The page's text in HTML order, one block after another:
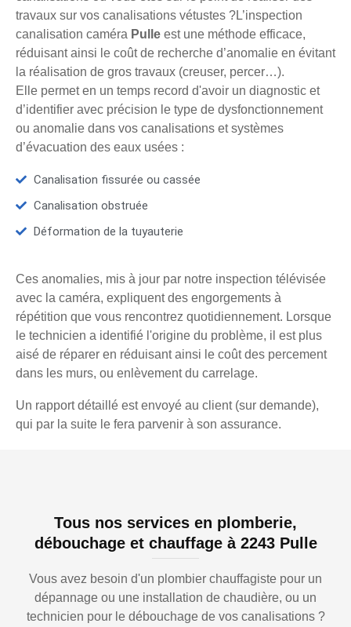
travaux sur vos canalisations vétustes ?L’inspection
canalisation caméra Pulle est une méthode efficace,
réduisant ainsi le coût de recherche d’anomalie en évitant
la réalisation de gros travaux (creuser, percer…).
Elle permet en un temps record d'avoir un diagnostic et
d’identifier avec précision le type de dysfonctionnement
ou anomalie dans vos canalisations et systèmes
d’évacuation des eaux usées :
Canalisation fissurée ou cassée
Canalisation obstruée
Déformation de la tuyauterie
Ces anomalies, mis à jour par notre inspection télévisée
avec la caméra, expliquent des engorgements à
répétition que vous rencontrez quotidiennement. Lorsque
le technicien a identifié l'origine du problème, il est plus
aisé de réparer en réduisant ainsi le coût des percement
dans les murs, ou enlèvement du carrelage.
Un rapport détaillé est envoyé au client (sur demande),
qui par la suite le fera parvenir à son assurance.
Tous nos services en plomberie,
débouchage et chauffage à 2243 Pulle
Vous avez besoin d'un plombier chauffagiste pour un
dépannage ou une installation de chaudière, ou un
technicien pour le débouchage de vos canalisations ?